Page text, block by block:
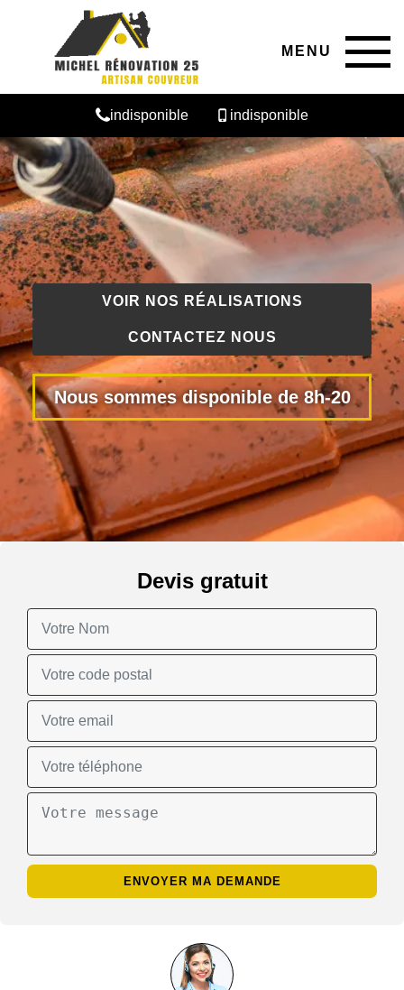
MENU
indisponible indisponible
VOIR NOS RÉALISATIONS
CONTACTEZ NOUS
Nous sommes disponible de 8h-20
Devis gratuit